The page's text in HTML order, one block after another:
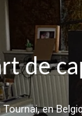
de
en